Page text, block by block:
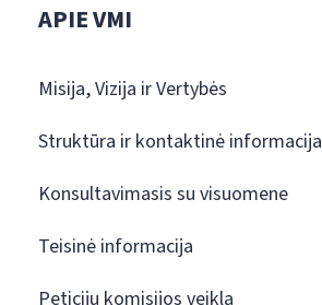
APIE VMI
Misija, Vizija ir Vertybės
Struktūra ir kontaktinė informacija
Konsultavimasis su visuomene
Teisinė informacija
Peticijų komisijos veikla